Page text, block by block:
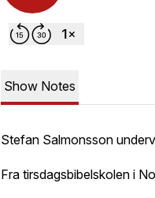
Show Notes
Stefan Salmonsson
Fra tirsdagsbibelskolen i